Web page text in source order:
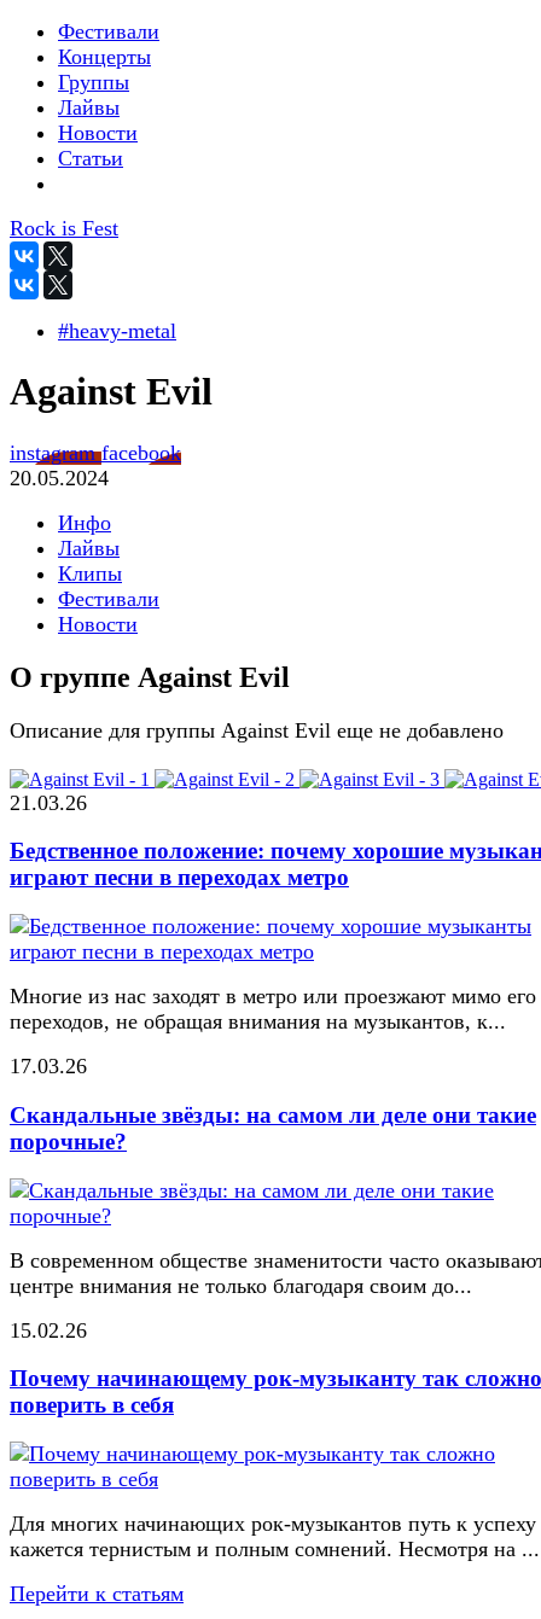
Фестивали
Концерты
Группы
Лайвы
Новости
Статьи
Rock is Fest
#heavy-metal
Against Evil
instagramfacebook
20.05.2024
Инфо
Лайвы
Клипы
Фестивали
Новости
О группе Against Evil
Описание для группы Against Evil еще не добавлено
21.03.26
Бедственное положение: почему хорошие
играют песни в переходах метро
Многие из нас заходят в метро или проезжают мимо его
переходов, не обращая внимания на музыкантов, к...
17.03.26
Скандальные звёзды: на самом ли деле они такие
порочные?
В современном обществе знаменитости часто
центре внимания не только благодаря своим до...
15.02.26
Почему начинающему рок-музыканту так сложно
поверить в себя
Для многих начинающих рок-музыкантов путь к успеху
кажется тернистым и полным сомнений. Несмотря на ...
Перейти к статьям